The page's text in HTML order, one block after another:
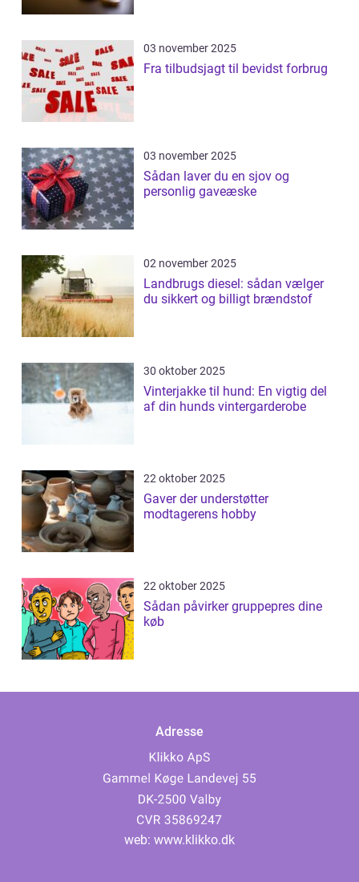
03 november 2025
Fra tilbudsjagt til bevidst forbrug
03 november 2025
Sådan laver du en sjov og
personlig gaveæske
02 november 2025
Landbrugs diesel: sådan vælger
du sikkert og billigt brændstof
30 oktober 2025
Vinterjakke til hund: En vigtig del
af din hunds vintergarderobe
22 oktober 2025
Gaver der understøtter
modtagerens hobby
22 oktober 2025
Sådan påvirker gruppepres dine
køb
Adresse
web: www.klikko.dk